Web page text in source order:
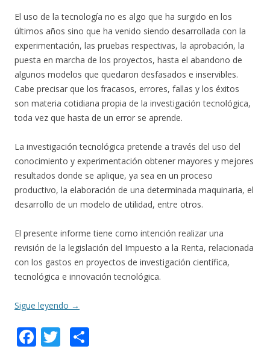
El uso de la tecnología no es algo que ha surgido en los
últimos años sino que ha venido siendo desarrollada con la
experimentación, las pruebas respectivas, la aprobación, la
puesta en marcha de los proyectos, hasta el abandono de
algunos modelos que quedaron desfasados e inservibles.
Cabe precisar que los fracasos, errores, fallas y los éxitos
son materia cotidiana propia de la investigación tecnológica,
toda vez que hasta de un error se aprende.
La investigación tecnológica pretende a través del uso del
conocimiento y experimentación obtener mayores y mejores
resultados donde se aplique, ya sea en un proceso
productivo, la elaboración de una determinada maquinaria, el
desarrollo de un modelo de utilidad, entre otros.
El presente informe tiene como intención realizar una
revisión de la legislación del Impuesto a la Renta, relacionada
con los gastos en proyectos de investigación científica,
tecnológica e innovación tecnológica.
Sigue leyendo →
F T